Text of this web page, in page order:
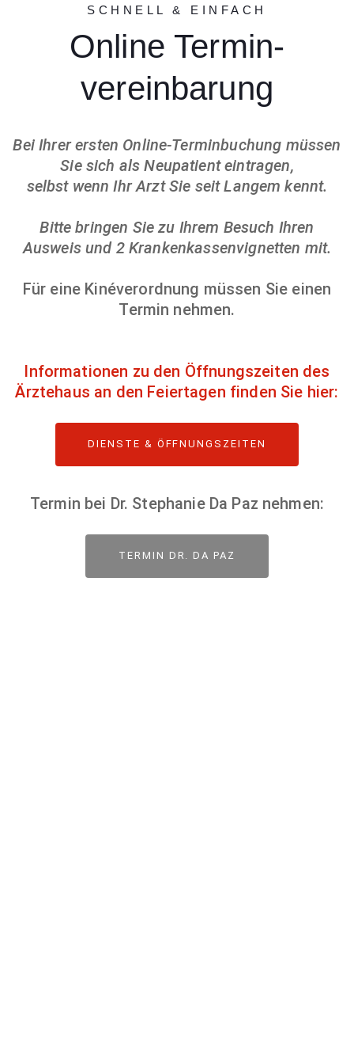
SCHNELL & EINFACH
Online Termin­
vereinbarung
Bei Ihrer ersten Online-Terminbuchung müssen
Sie sich als Neupatient eintragen,
selbst wenn Ihr Arzt Sie seit Langem kennt.
Bitte bringen Sie zu Ihrem Besuch Ihren
Ausweis und 2 Krankenkassenvignetten mit.
Für eine Kinéverordnung müssen Sie einen
Termin nehmen.
Informationen zu den Öffnungszeiten des
Ärztehaus an den Feiertagen finden Sie hier:
DIENSTE & ÖFFNUNGSZEITEN
Termin bei Dr. Stephanie Da Paz nehmen:
TERMIN DR. DA PAZ